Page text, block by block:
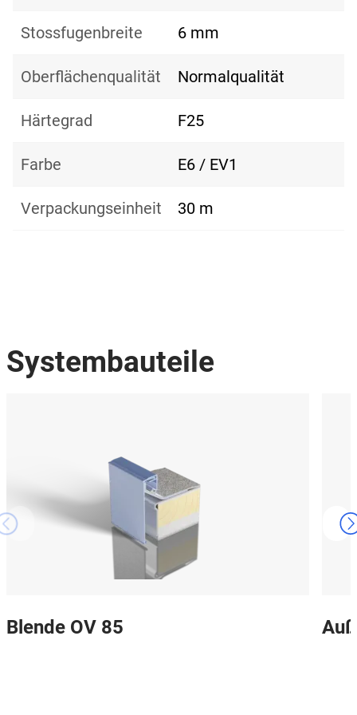
Stossfugenbreite 6 mm
Oberflächenqualität Normalqualität
Härtegrad F25
Farbe E6 / EV1
Verpackungseinheit 30 m
Systembauteile
Blende OV 85